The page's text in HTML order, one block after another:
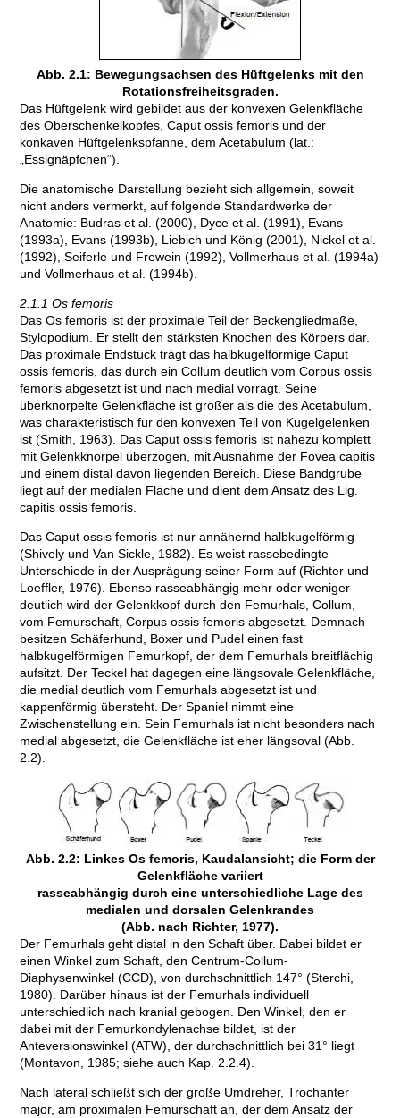
Abb. 2.1: Bewegungsachsen des Hüftgelenks mit den
Rotationsfreiheitsgraden.
Das Hüftgelenk wird gebildet aus der konvexen Gelenkfläche
des Oberschenkelkopfes, Caput ossis femoris und der
konkaven Hüftgelenkspfanne, dem Acetabulum (lat.:
„Essignäpfchen“).
Die anatomische Darstellung bezieht sich allgemein, soweit
nicht anders vermerkt, auf folgende Standardwerke der
Anatomie: Budras et al. (2000), Dyce et al. (1991), Evans
(1993a), Evans (1993b), Liebich und König (2001), Nickel et al.
(1992), Seiferle und Frewein (1992), Vollmerhaus et al. (1994a)
und Vollmerhaus et al. (1994b).
2.1.1 Os femoris
Das Os femoris ist der proximale Teil der Beckengliedmaße,
Stylopodium. Er stellt den stärksten Knochen des Körpers dar.
Das proximale Endstück trägt das halbkugelförmige Caput
ossis femoris, das durch ein Collum deutlich vom Corpus ossis
femoris abgesetzt ist und nach medial vorragt. Seine
überknorpelte Gelenkfläche ist größer als die des Acetabulum,
was charakteristisch für den konvexen Teil von Kugelgelenken
ist (Smith, 1963). Das Caput ossis femoris ist nahezu komplett
mit Gelenkknorpel überzogen, mit Ausnahme der Fovea capitis
und einem distal davon liegenden Bereich. Diese Bandgrube
liegt auf der medialen Fläche und dient dem Ansatz des Lig.
capitis ossis femoris.
Das Caput ossis femoris ist nur annähernd halbkugelförmig
(Shively und Van Sickle, 1982). Es weist rassebedingte
Unterschiede in der Ausprägung seiner Form auf (Richter und
Loeffler, 1976). Ebenso rasseabhängig mehr oder weniger
deutlich wird der Gelenkkopf durch den Femurhals, Collum,
vom Femurschaft, Corpus ossis femoris abgesetzt. Demnach
besitzen Schäferhund, Boxer und Pudel einen fast
halbkugelförmigen Femurkopf, der dem Femurhals breitflächig
aufsitzt. Der Teckel hat dagegen eine längsovale Gelenkfläche,
die medial deutlich vom Femurhals abgesetzt ist und
kappenförmig übersteht. Der Spaniel nimmt eine
Zwischenstellung ein. Sein Femurhals ist nicht besonders nach
medial abgesetzt, die Gelenkfläche ist eher längsoval (Abb.
2.2).
Abb. 2.2: Linkes Os femoris, Kaudalansicht; die Form der
Gelenkfläche variiert
rasseabhängig durch eine unterschiedliche Lage des
medialen und dorsalen Gelenkrandes
(Abb. nach Richter, 1977).
Der Femurhals geht distal in den Schaft über. Dabei bildet er
einen Winkel zum Schaft, den Centrum-Collum-
Diaphysenwinkel (CCD), von durchschnittlich 147° (Sterchi,
1980). Darüber hinaus ist der Femurhals individuell
unterschiedlich nach kranial gebogen. Den Winkel, den er
dabei mit der Femurkondylenachse bildet, ist der
Anteversionswinkel (ATW), der durchschnittlich bei 31° liegt
(Montavon, 1985; siehe auch Kap. 2.2.4).
Nach lateral schließt sich der große Umdreher, Trochanter
major, am proximalen Femurschaft an, der dem Ansatz der